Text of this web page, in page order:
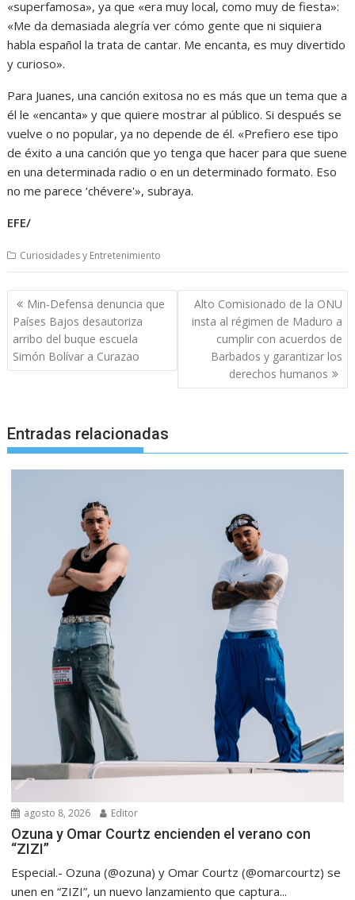
«superfamosa», ya que «era muy local, como muy de fiesta»:
«Me da demasiada alegría ver cómo gente que ni siquiera
habla español la trata de cantar. Me encanta, es muy divertido
y curioso».
Para Juanes, una canción exitosa no es más que un tema que a
él le «encanta» y que quiere mostrar al público. Si después se
vuelve o no popular, ya no depende de él. «Prefiero ese tipo
de éxito a una canción que yo tenga que hacer para que suene
en una determinada radio o en un determinado formato. Eso
no me parece ‘chévere'», subraya.
EFE/
Curiosidades y Entretenimiento
Navegación
de
entradas
Min-Defensa denuncia que
Países Bajos desautoriza
arribo del buque escuela
Simón Bolívar a Curazao
Alto Comisionado de la ONU
insta al régimen de Maduro a
cumplir con acuerdos de
Barbados y garantizar los
derechos humanos
Entradas relacionadas
agosto 8, 2026 Editor
Ozuna y Omar Courtz encienden el verano con
“ZIZI”
Especial.- Ozuna (@ozuna) y Omar Courtz (@omarcourtz) se
unen en “ZIZI”, un nuevo lanzamiento que captura...